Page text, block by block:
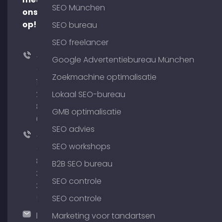
ons
op!
+49
176
204
801
64
+49
89
380
375
hallo@timospecht.de
SEO München
SEO bureau
SEO freelancer
Google Advertentiebureau München
Zoekmachine optimalisatie
Lokaal SEO-bureau
GMB optimalisatie
SEO advies
SEO workshops
B2B SEO bureau
SEO controle
SEO controle
Marketing voor tandartsen